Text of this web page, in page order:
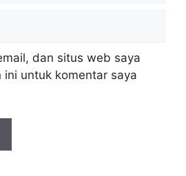
dan situs web saya
ini untuk komentar saya